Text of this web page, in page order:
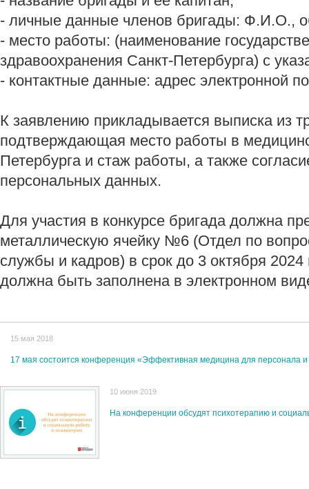
- личные данные членов бригады: Ф.И.О.,
- место работы: (наименование
здравоохранения Санкт-Петербурга) с
- контактные данные: адрес электронной
К заявлению прикладывается выписка из
подтверждающая место работы в
Петербурга и стаж работы, а также
персональных данных.
Для участия в конкурсе бригада должна
металлическую ячейку №6 (Отдел по
службы и кадров) в срок до 3 октября 2024
должна быть заполнена в электронном
15 мая 2018
17 мая состоится конференция «Эффективная медицина для персонала
10 июня 2019
На конференции обсудят психотерапию и